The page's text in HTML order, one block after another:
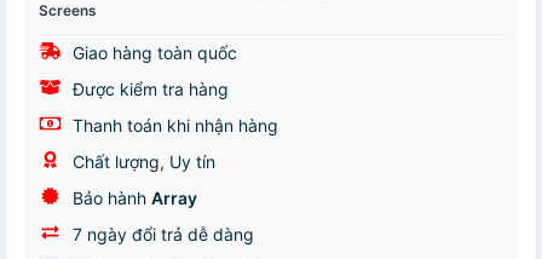
Screens
Giao hàng toàn quốc
Được kiểm tra hàng
Thanh toán khi nhận hàng
Chất lượng, Uy tín
Bảo hành Array
7 ngày đổi trả dễ dàng